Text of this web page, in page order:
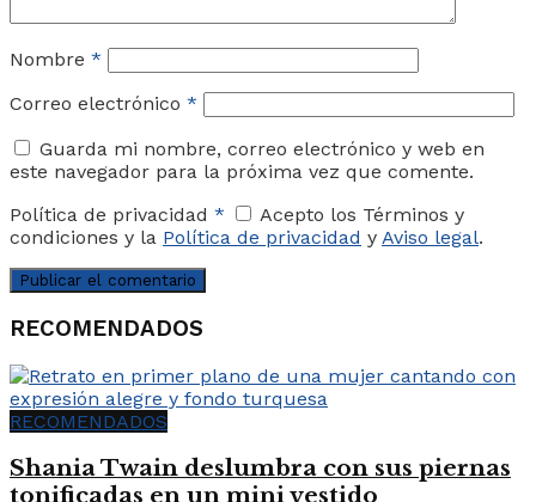
Nombre *
Correo electrónico *
Guarda mi nombre, correo electrónico y web en
este navegador para la próxima vez que comente.
Política de privacidad *
Acepto los Términos y
condiciones y la Política de privacidad y Aviso legal.
RECOMENDADOS
RECOMENDADOS
Shania Twain deslumbra con sus piernas
tonificadas en un mini vestido